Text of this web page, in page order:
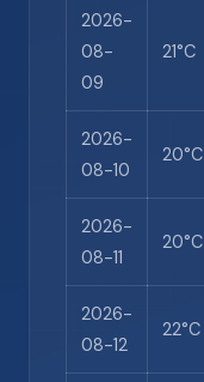
2026-
08-
09
21°C
2026-
08-10
20°C
2026-
08-11
20°C
2026-
08-12
22°C